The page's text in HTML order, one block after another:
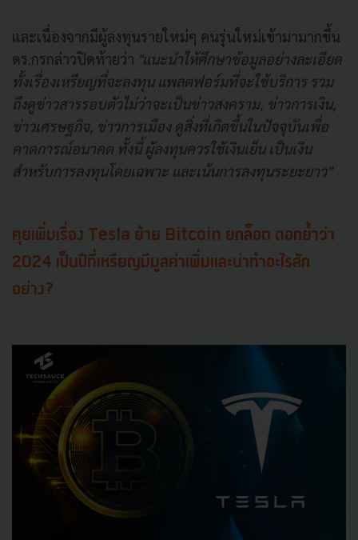
และเนื่องจากมีผู้ลงทุนรายใหม่ๆ คนรุ่นใหม่เข้ามามากขึ้น
ดร.กรกล่าวปิดท้ายว่า "แนะนำให้ศึกษาข้อมูลอย่างละเอียด
ทั้งเรื่องเหรียญที่จะลงทุน แพลตฟอร์มที่จะใช้บริการ รวม
ถึงดูข่าวสารรอบตัวไม่ว่าจะเป็นข่าวสงคราม, ข่าวการเงิน,
ข่าวเศรษฐกิจ, ข่าวการเมือง ดูสิ่งที่เกิดขึ้นในปัจจุบันเพื่อ
คาดการณ์อนาคต ทั้งนี้ ผู้ลงทุนควรใช้เงินเย็น เป็นเงิน
สำหรับการลงทุนโดยเฉพาะ และเน้นการลงทุนระยะยาว"
คุยเพิ่มเรื่อง Tesla ย้าย Bitcoin ยกล็อต ตอกย้ำว่า
2024 เป็นปีที่เหรียญมีมูลค่าเพิ่มและน่าทำอะไรสัก
อย่าง?